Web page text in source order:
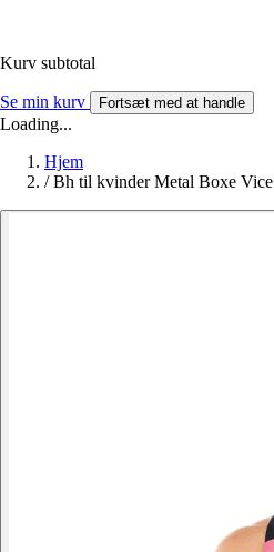
Kurv subtotal
Se min kurv Fortsæt med at handle
Loading...
Hjem
/ Bh til kvinder Metal Boxe Vice